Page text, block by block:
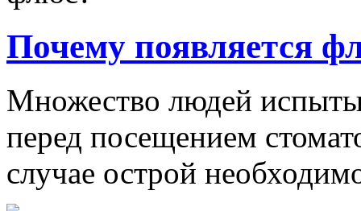
Почему появляется
Множество людей
перед посещением
случае острой